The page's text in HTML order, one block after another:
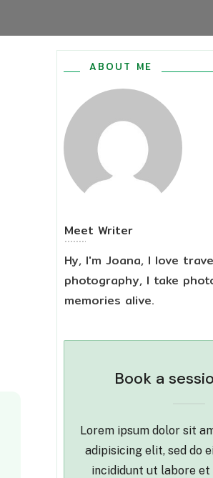
ABOUT ME
Meet Writer
Hy, I'm Joana, I love
photography, I take
memories alive.
Book a
Lorem ipsum dolor sit
adipisicing elit, sed do
incididunt ut labore et